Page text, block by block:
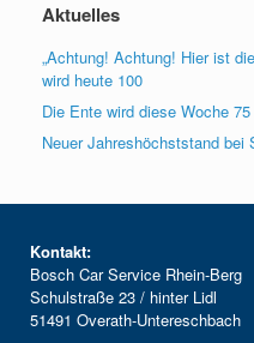
Aktuelles
„Achtung! Achtung! Hier ist
wird heute 100
Die Ente wird diese Woche
Neuer Jahreshöchststand bei
Kontakt:
Bosch Car Service Rhein-Berg
Schulstraße 23 / hinter Lidl
51491 Overath-Untereschbach